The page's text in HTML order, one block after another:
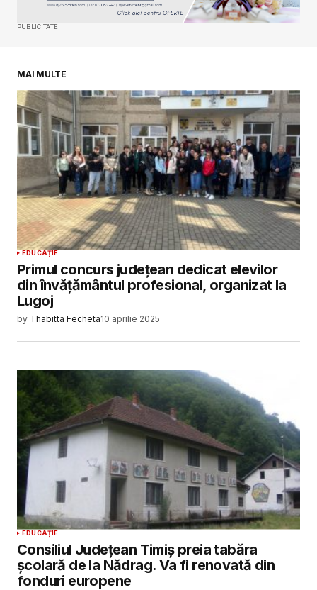
SUBMIT COMMENT
PUBLICITATE
MAI MULTE
EDUCAȚIE
Primul concurs județean dedicat elevilor
din învățământul profesional, organizat la
Lugoj
by Thabitta Fecheta10 aprilie 2025
EDUCAȚIE
Consiliul Județean Timiș preia tabăra
școlară de la Nădrag. Va fi renovată din
fonduri europene